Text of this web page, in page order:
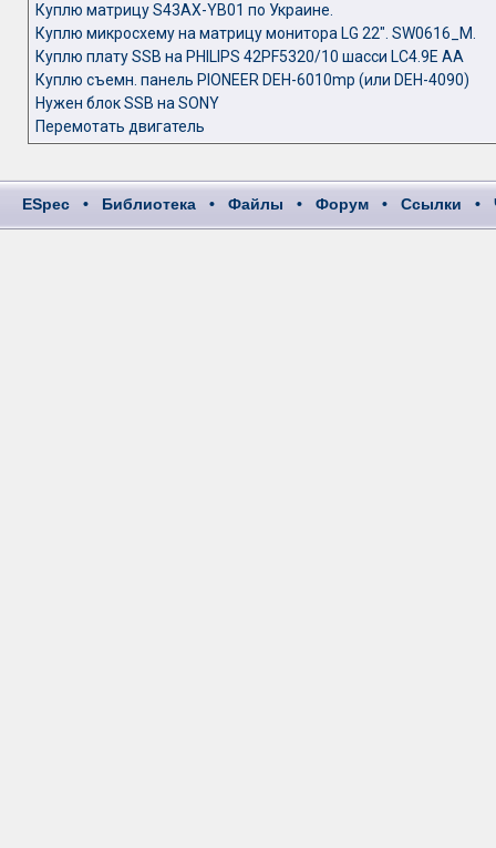
Куплю матрицу S43AX-YB01 по Украине.
Куплю микросхему на матрицу монитора LG 22". SW0616_M.
Куплю плату SSB на PHILIPS 42PF5320/10 шасси LC4.9E AA
Куплю съемн. панель PIONEER DEH-6010mp (или DEH-4090)
Нужен блок SSB на SONY
Перемотать двигатель
ESpec • Библиотека • Файлы • Форум • Ссылки •